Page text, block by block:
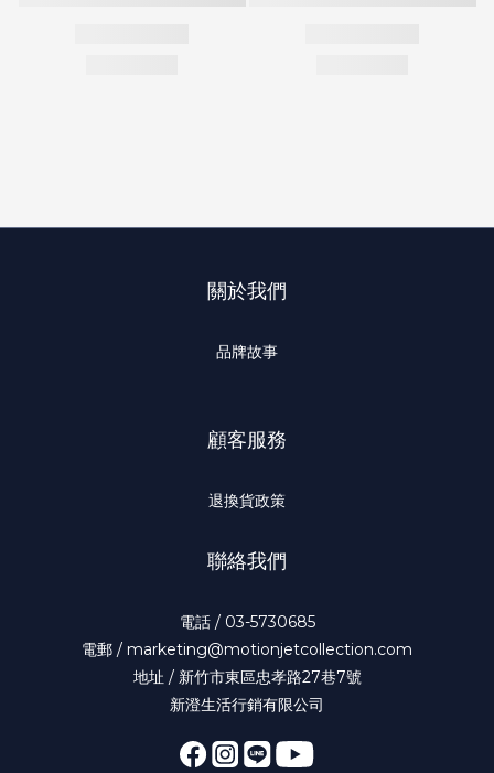
關於我們
品牌故事
顧客服務
退換貨政策
聯絡我們
電話 / 03-5730685
電郵 / marketing@motionjetcollection.com
地址 / 新竹市東區忠孝路27巷7號
新澄生活行銷有限公司